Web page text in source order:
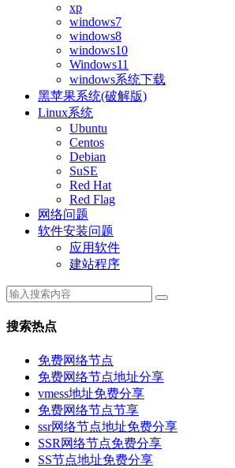
xp
windows7
windows8
windows10
Windows11
windows系统下载
黑苹果系统(破解版)
Linux系统
Ubuntu
Centos
Debian
SuSE
Red Hat
Red Flag
网络问题
软件安装问题
应用软件
建站程序
搜索热点
免费网络节点
免费网络节点地址分享
vmess地址免费分享
免费网络节点节享
ssr网络节点地址免费分享
SSR网络节点免费分享
SS节点地址免费分享